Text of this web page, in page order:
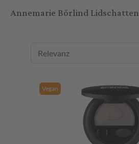
Annemarie Börlind Lidschatten
Vegan